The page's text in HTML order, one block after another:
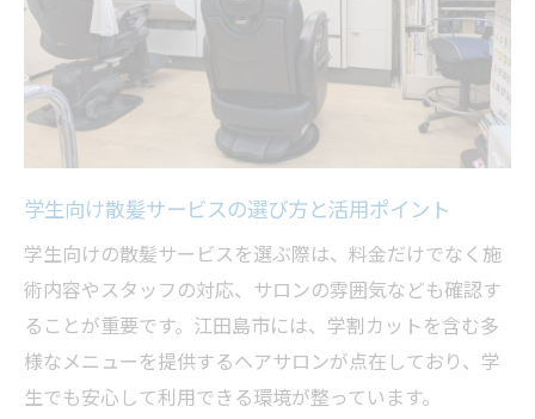
学割カットで挑戦したい最新ヘアスタイル
紹介
散髪をきっかけに自分らしい髪型へチェン
ジ
学生ならではの学割カット活用術に注目
学割カットで新しい自分を発見する散髪体
験談
江田島市の学割散髪で叶うデザインカット
特集
安心して選べる散髪ポイントを丁寧に紹介
学割カットを安心して利用するためのチェ
学生向け散髪サービスの選び方と活用ポイント
学生向けの散髪サービスを選ぶ際は、料金だけでなく施
術内容やスタッフの対応、サロンの雰囲気なども確認す
ることが重要です。江田島市には、学割カットを含む多
様なメニューを提供するヘアサロンが点在しており、学
生でも安心して利用できる環境が整っています。